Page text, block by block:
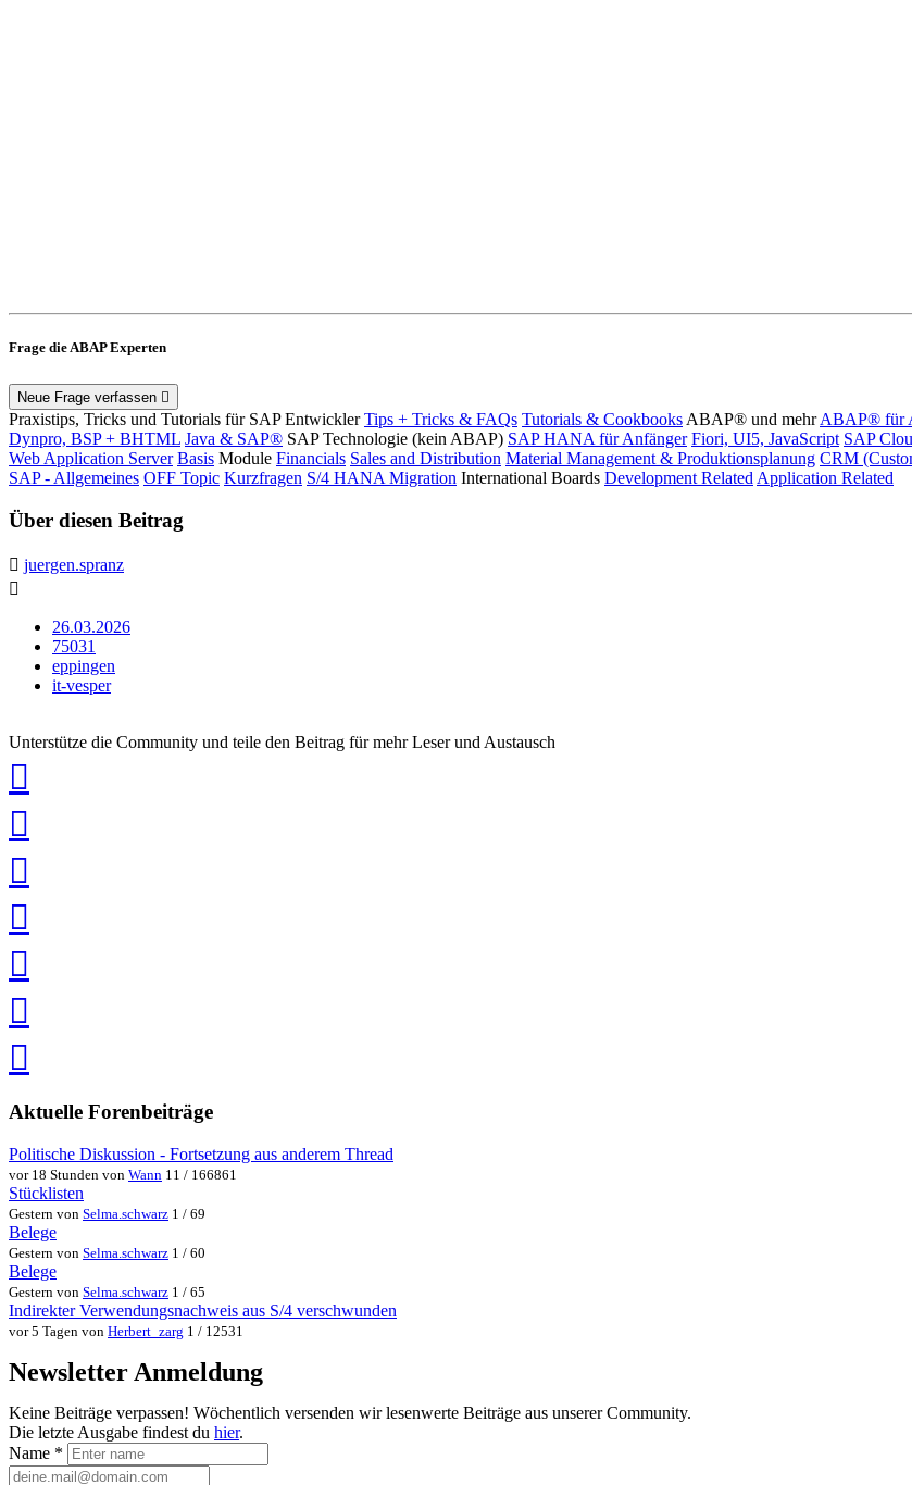
Frage die ABAP Experten
Neue Frage verfassen
Praxistips, Tricks und Tutorials für SAP Entwickler Tips + Tricks & FAQs Tutorials & Cookbooks ABAP® und mehr ABAP® für
Dynpro, BSP + BHTML Java & SAP® SAP Technologie (kein ABAP) SAP HANA für Anfänger Fiori, UI5, JavaScript SAP
Web Application Server Basis Module Financials Sales and Distribution Material Management & Produktionsplanung CRM
SAP - Allgemeines OFF Topic Kurzfragen S/4 HANA Migration International Boards Development Related Application Related
Über diesen Beitrag
juergen.spranz
26.03.2026
75031
eppingen
it-vesper
Unterstütze die Community und teile den Beitrag für mehr Leser und Austausch
teilen
teilen
teilen
teilen
speichern
via
teilenteilen
Aktuelle Forenbeiträge
Politische Diskussion - Fortsetzung aus anderem Thread
vor 18 Stunden von Wann 11 / 166861
Stücklisten
Gestern von Selma.schwarz 1 / 69
Belege
Gestern von Selma.schwarz 1 / 60
Belege
Gestern von Selma.schwarz 1 / 65
Indirekter Verwendungsnachweis aus S/4 verschwunden
vor 5 Tagen von Herbert_zarg 1 / 12531
Newsletter Anmeldung
Keine Beiträge verpassen! Wöchentlich versenden wir lesenwerte Beiträge aus unserer Community.
Die letzte Ausgabe findest du hier.
Name *